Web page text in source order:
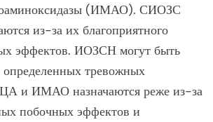
(ИМАО). СИОЗС
из-за их благоприятного
эффектов. ИОЗСН могут быть
тревожных
и ИМАО назначаются реже из-за
побочных эффектов и